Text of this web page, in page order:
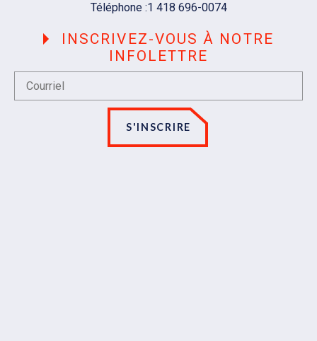
Téléphone :1 418 696-0074
INSCRIVEZ-VOUS À NOTRE
INFOLETTRE
S'INSCRIRE